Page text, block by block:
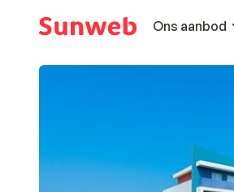
Ons aanbod